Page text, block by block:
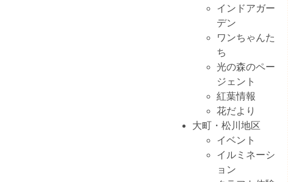
インドアガー
デン
ワンちゃんた
ち
光の森のペー
ジェント
紅葉情報
花だより
大町・松川地区
イベント
イルミネーシ
ョン